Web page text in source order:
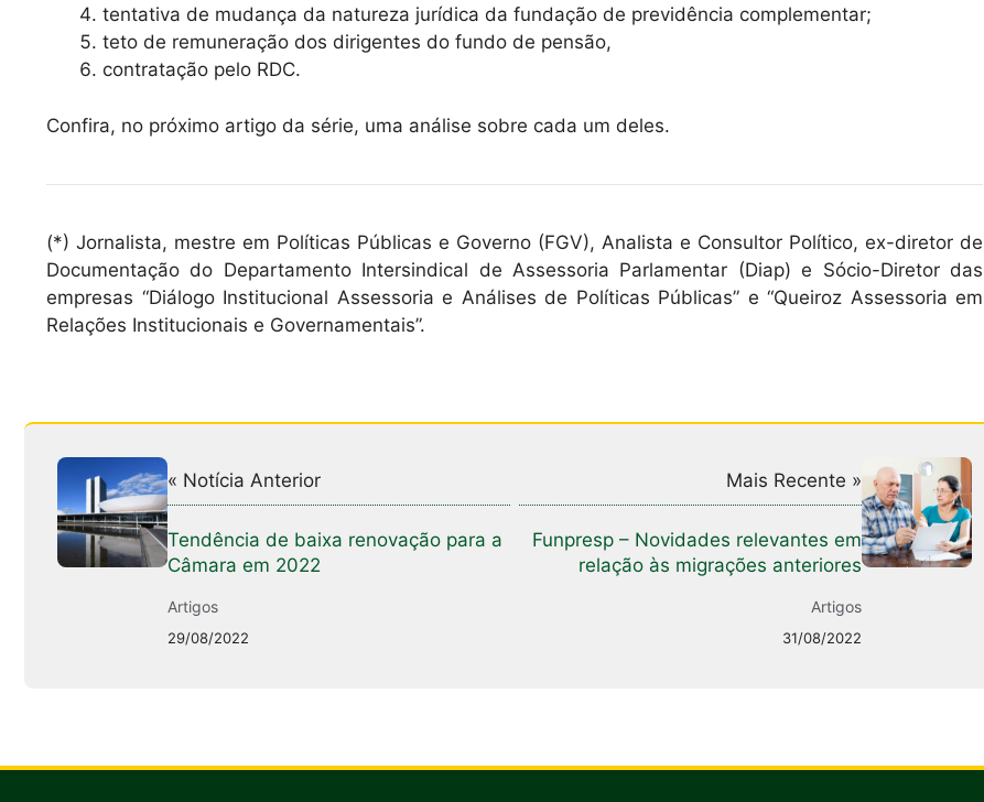
tentativa de mudança da natureza jurídica da fundação de previdência complementar;
teto de remuneração dos dirigentes do fundo de pensão,
contratação pelo RDC.
Confira, no próximo artigo da série, uma análise sobre cada um deles.
(*) Jornalista, mestre em Políticas Públicas e Governo (FGV), Analista e Consultor Político, ex-diretor de
Documentação do Departamento Intersindical de Assessoria Parlamentar (Diap) e Sócio-Diretor das
empresas “Diálogo Institucional Assessoria e Análises de Políticas Públicas” e “Queiroz Assessoria em
Relações Institucionais e Governamentais”.
« Notícia Anterior
Tendência de baixa renovação para a
Câmara em 2022
Artigos
29/08/2022
Mais Recente »
Funpresp – Novidades relevantes em
relação às migrações anteriores
Artigos
31/08/2022